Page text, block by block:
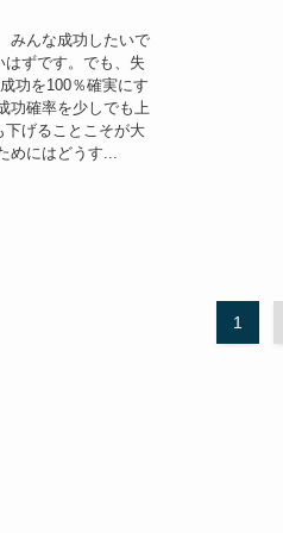
みんな成功したいで
ずです。でも、失
功を100％確実にす
功確率を少しでも上
下げることこそが大
めにはどうす...
1